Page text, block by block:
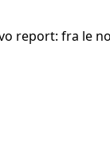
report: fra le